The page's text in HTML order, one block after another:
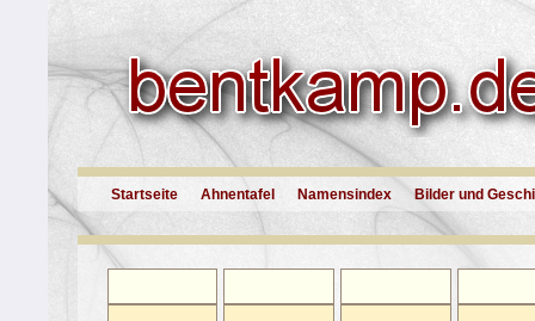
Startseite Ahnentafel Namensindex Bilder und